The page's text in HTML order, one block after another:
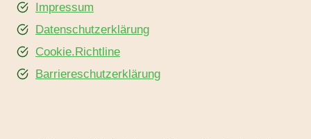
Impressum
Datenschutzerklärung
Cookie.Richtline
Barriereschutzerklärung